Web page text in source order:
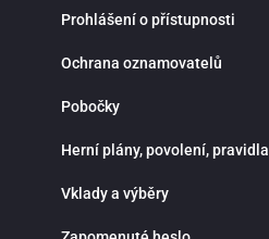
Prohlášení o přístupnosti
Ochrana oznamovatelů
Pobočky
Herní plány, povolení, pravidla
Vklady a výběry